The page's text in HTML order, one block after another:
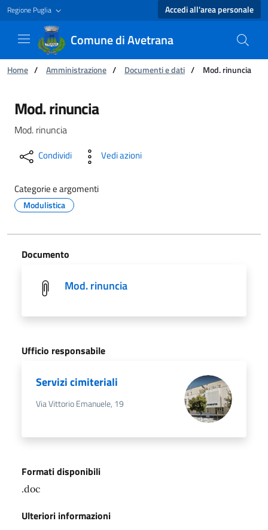
Regione Puglia Accedi all'area personale
Comune di Avetrana
Ti trovi in:
Home / Amministrazione / Documenti e dati / Mod. rinuncia
Mod. rinuncia - Comune di Avetrana
Mod. rinuncia
Mod. rinuncia
Condividi Vedi azioni
Categorie e argomenti
Modulistica
Documento
Mod. rinuncia
Ufficio responsabile
Servizi cimiteriali
Via Vittorio Emanuele, 19
Formati disponibili
.doc
Ulteriori informazioni